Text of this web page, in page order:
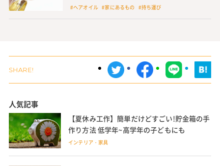
#ヘアオイル #家にあるもの #持ち運び
人気記事
【夏休み工作】簡単だけどすごい!貯金箱の手
作り方法 低学年~高学年の子どもにも
インテリア・家具